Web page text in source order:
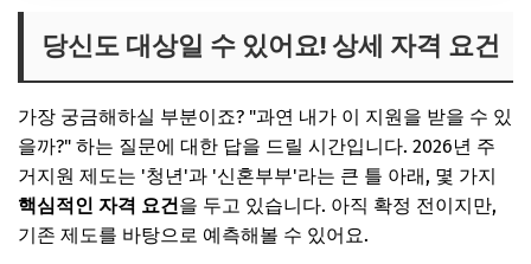
당신도 대상일 수 있어요! 상세 자격 요건
가장 궁금해하실 부분이죠? "과연 내가 이 지원을 받을 수 있
을까?" 하는 질문에 대한 답을 드릴 시간입니다. 2026년 주
거지원 제도는 '청년'과 '신혼부부'라는 큰 틀 아래, 몇 가지
핵심적인 자격 요건을 두고 있습니다. 아직 확정 전이지만,
기존 제도를 바탕으로 예측해볼 수 있어요.